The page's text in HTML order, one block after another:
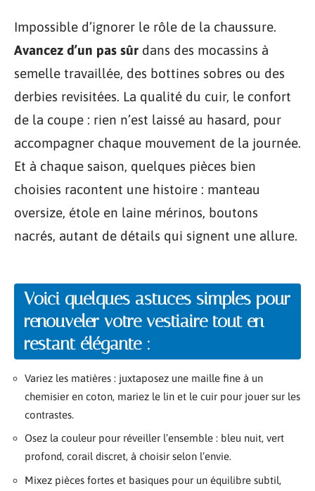
Impossible d’ignorer le rôle de la chaussure.
Avancez d’un pas sûr dans des mocassins à
semelle travaillée, des bottines sobres ou des
derbies revisitées. La qualité du cuir, le confort
de la coupe : rien n’est laissé au hasard, pour
accompagner chaque mouvement de la journée.
Et à chaque saison, quelques pièces bien
choisies racontent une histoire : manteau
oversize, étole en laine mérinos, boutons
nacrés, autant de détails qui signent une allure.
Voici quelques astuces simples pour
renouveler votre vestiaire tout en
restant élégante :
Variez les matières : juxtaposez une maille fine à un
chemisier en coton, mariez le lin et le cuir pour jouer sur les
contrastes.
Osez la couleur pour réveiller l’ensemble : bleu nuit, vert
profond, corail discret, à choisir selon l’envie.
Mixez pièces fortes et basiques pour un équilibre subtil,